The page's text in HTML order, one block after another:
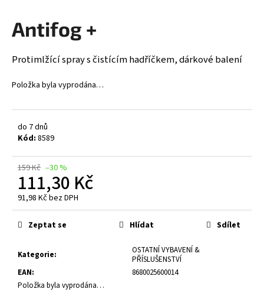
Antifog +
Protimlžící spray s čistícím hadříčkem, dárkové balení
Položka byla vyprodána…
do 7 dnů
Kód: 8589
159 Kč –30 %
111,30 Kč
91,98 Kč bez DPH
Měrná
cena:
Kategorie:
OSTATNÍ VYBAVENÍ &
PŘÍSLUŠENSTVÍ
EAN:
8680025600014
Položka byla vyprodána…
Zeptat se Hlídat Sdílet
j
t
D
o
p
o
u
u